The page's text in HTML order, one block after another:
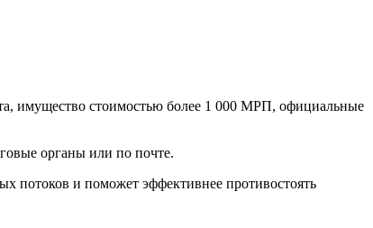
имущество стоимостью более 1 000 МРП, официальные
органы или по почте.
потоков и поможет эффективнее противостоять